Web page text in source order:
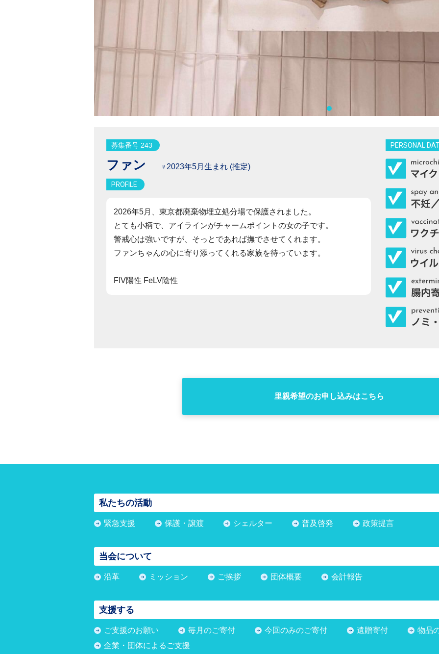
募集番号 243
ファン ♀2023年5月生まれ (推定)
PROFILE
2026年5月、東京都廃棄物埋立処分場で保護されました。
とても小柄で、アイラインがチャームポイントの女の子です。
警戒心は強いですが、そっとであれば撫でさせてくれます。
ファンちゃんの心に寄り添ってくれる家族を待っています。
FIV陽性 FeLV陰性
PERSONAL
里親希望のお申し込みはこちら
私たちの活動
緊急支援 保護・譲渡 シェルター 普及啓発 政策提言
当会について
沿革 ミッション ご挨拶 団体概要 会計報告
支援する
ご支援のお願い 毎月のご寄付 今回のみのご寄付 遺贈寄付
物品
企業・団体によるご支援